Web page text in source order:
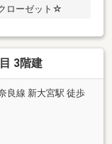
ローゼット☆
3階建
良線 新大宮駅 徒歩